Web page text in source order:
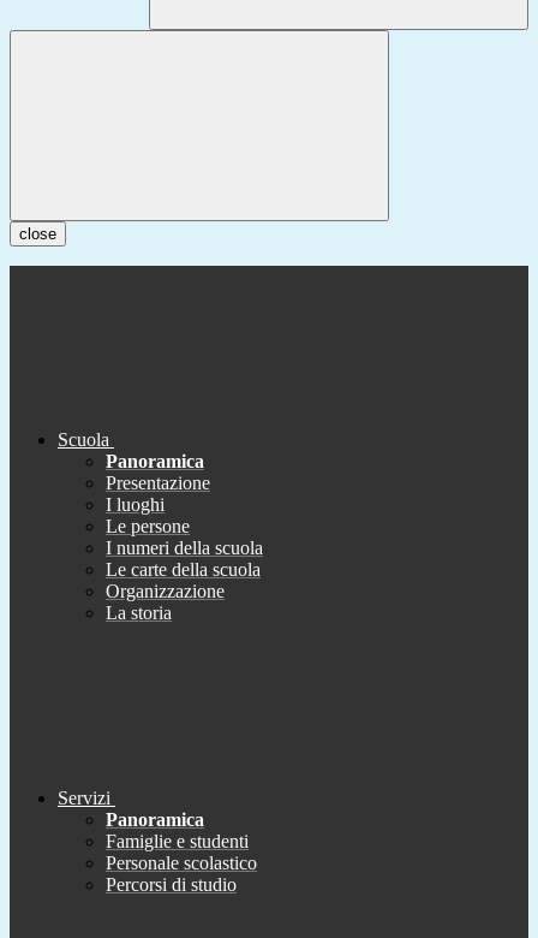
close
Scuola
Panoramica
Presentazione
I luoghi
Le persone
I numeri della scuola
Le carte della scuola
Organizzazione
La storia
Servizi
Panoramica
Famiglie e studenti
Personale scolastico
Percorsi di studio